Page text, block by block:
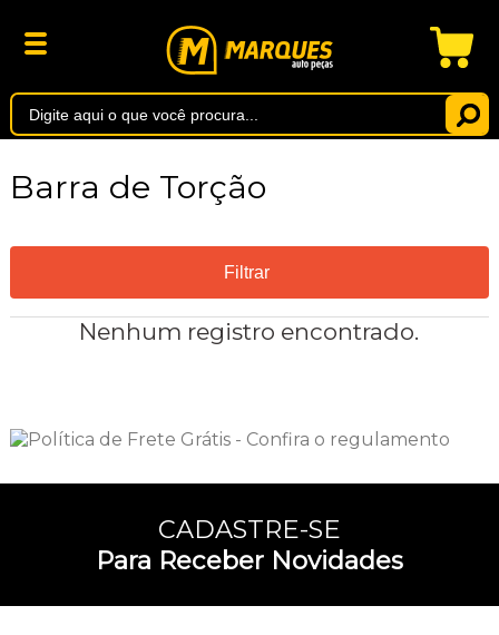
Barra de Torção
Filtrar
Nenhum registro encontrado.
CADASTRE-SE
Para Receber Novidades